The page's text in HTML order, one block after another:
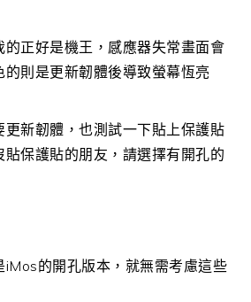
的正好是機王，感應器失常畫面會
則是更新韌體後導致螢幕恆亮
更新韌體，也測試一下貼上保護貼
保護貼的朋友，請選擇有開孔的
iMos的開孔版本，就無需考慮這些